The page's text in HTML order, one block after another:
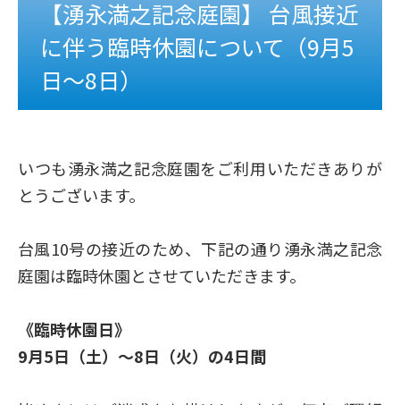
【湧永満之記念庭園】 台風接近
に伴う臨時休園について（9月5
日～8日）
いつも湧永満之記念庭園をご利用いただきありが
とうございます。
台風10号の接近のため、下記の通り湧永満之記念
庭園は臨時休園とさせていただきます。
《臨時休園日》
9月5日（土）～8日（火）の4日間